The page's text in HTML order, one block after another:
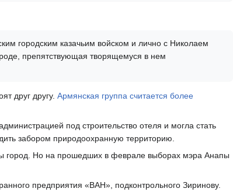
городским казачьим войском и лично с Николаем
препятствующая творящемуся в нем
друг другу. Армянская группа считается более
под строительство отеля и могла стать
забором природоохранную территорию.
город. Но на прошедших в феврале выборах мэра Анапы
предприятия «ВАН», подконтрольного Зиринову.